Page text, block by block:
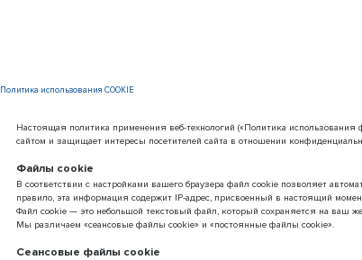
Политика использования COOKIE
Настоящая политика применения веб-технологий («Политика
сайтом и защищает интересы посетителей сайта в отношении
Файлы cookie
В соответствии с настройками вашего браузера файл cookie позволяет
правило, эта информация содержит IP-адрес, присвоенный в настоящий
Файл cookie — это небольшой текстовый файл, который сохраняется на ваш
Мы различаем «сеансовые файлы cookie» и «постоянные файлы cookie».
Сеансовые файлы cookie